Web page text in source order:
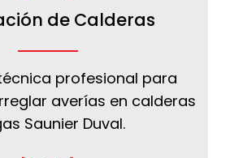
de Calderas
profesional para
averías en calderas
Saunier Duval.